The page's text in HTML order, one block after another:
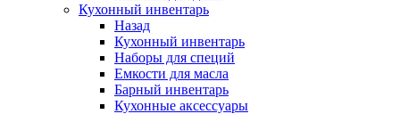
Кухонный инвентарь
Назад
Кухонный инвентарь
Наборы для специй
Емкости для масла
Барный инвентарь
Кухонные аксессуары